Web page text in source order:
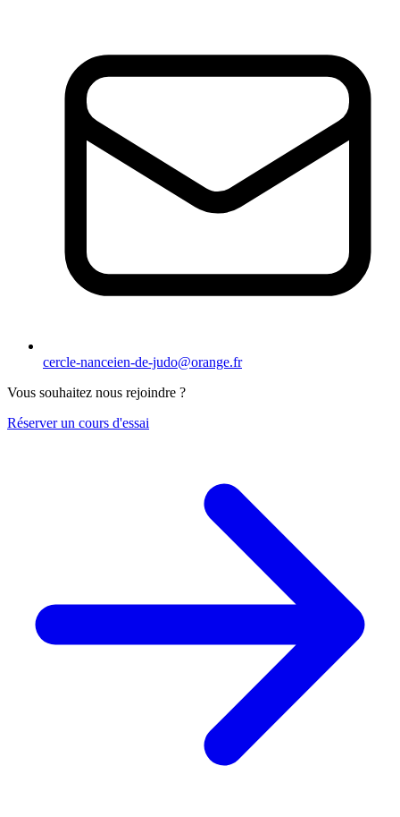
cercle-nanceien-de-judo@orange.fr
Vous souhaitez nous rejoindre ?
Réserver un cours d'essai